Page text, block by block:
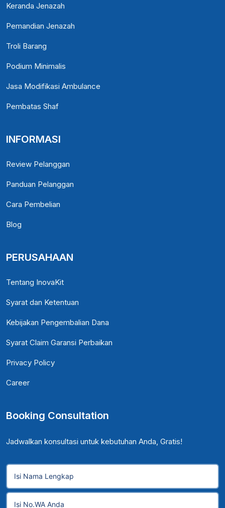
Keranda Jenazah
Pemandian Jenazah
Troli Barang
Podium Minimalis
Jasa Modifikasi Ambulance
Pembatas Shaf
INFORMASI
Review Pelanggan
Panduan Pelanggan
Cara Pembelian
Blog
PERUSAHAAN
Tentang InovaKit
Syarat dan Ketentuan
Kebijakan Pengembalian Dana
Syarat Claim Garansi Perbaikan
Privacy Policy
Career
Booking Consultation
Jadwalkan konsultasi untuk kebutuhan Anda, Gratis!